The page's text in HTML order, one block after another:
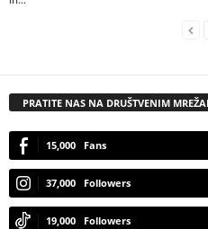
PRATITE NAS NA DRUŠTVENIM
15,000 Fans
37,000 Followers
19,000 Followers